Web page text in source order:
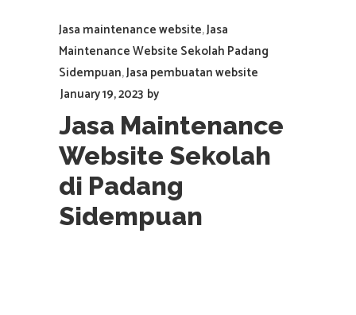
Jasa maintenance website,Jasa
Maintenance Website Sekolah Padang
Sidempuan,Jasa pembuatan website
January 19, 2023 by
Jasa Maintenance
Website Sekolah
di Padang
Sidempuan